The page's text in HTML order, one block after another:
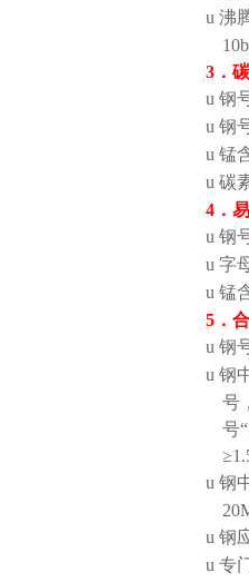
u 沸
10b
3 ．
u 钢
u 钢
u 锰
u 碳
4 ．
u 钢
u 字
u 锰
5 ．
u 钢
u 钢
号
号
u 钢
u 钢
u 专